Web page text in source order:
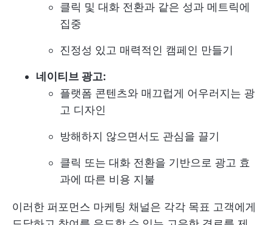
클릭 및 대화 전환과 같은 성과 메트릭에
집중
진정성 있고 매력적인 캠페인 만들기
네이티브 광고:
플랫폼 콘텐츠와 매끄럽게 어우러지는 광
고 디자인
방해하지 않으면서도 관심을 끌기
클릭 또는 대화 전환을 기반으로 광고 효
과에 따른 비용 지불
이러한 퍼포먼스 마케팅 채널은 각각 목표 고객에게